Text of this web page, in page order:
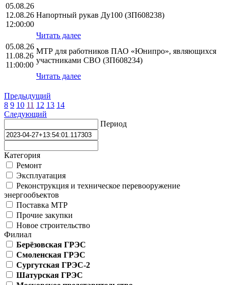
05.08.26
12.08.26
12:00:00
Напортный рукав Ду100 (ЗП608238)
Читать далее
05.08.26
11.08.26
11:00:00
МТР для работников ПАО «Юнипро», являющихся
участниками СВО (ЗП608234)
Читать далее
Предыдущий
8 9 10 11 12 13 14
Следующий
Период
Категория
Ремонт
Эксплуатация
Реконструкция и техническое перевооружение
энергообъектов
Поставка МТР
Прочие закупки
Новое строительство
Филиал
Берёзовская ГРЭС
Смоленская ГРЭС
Сургутская ГРЭС-2
Шатурская ГРЭС